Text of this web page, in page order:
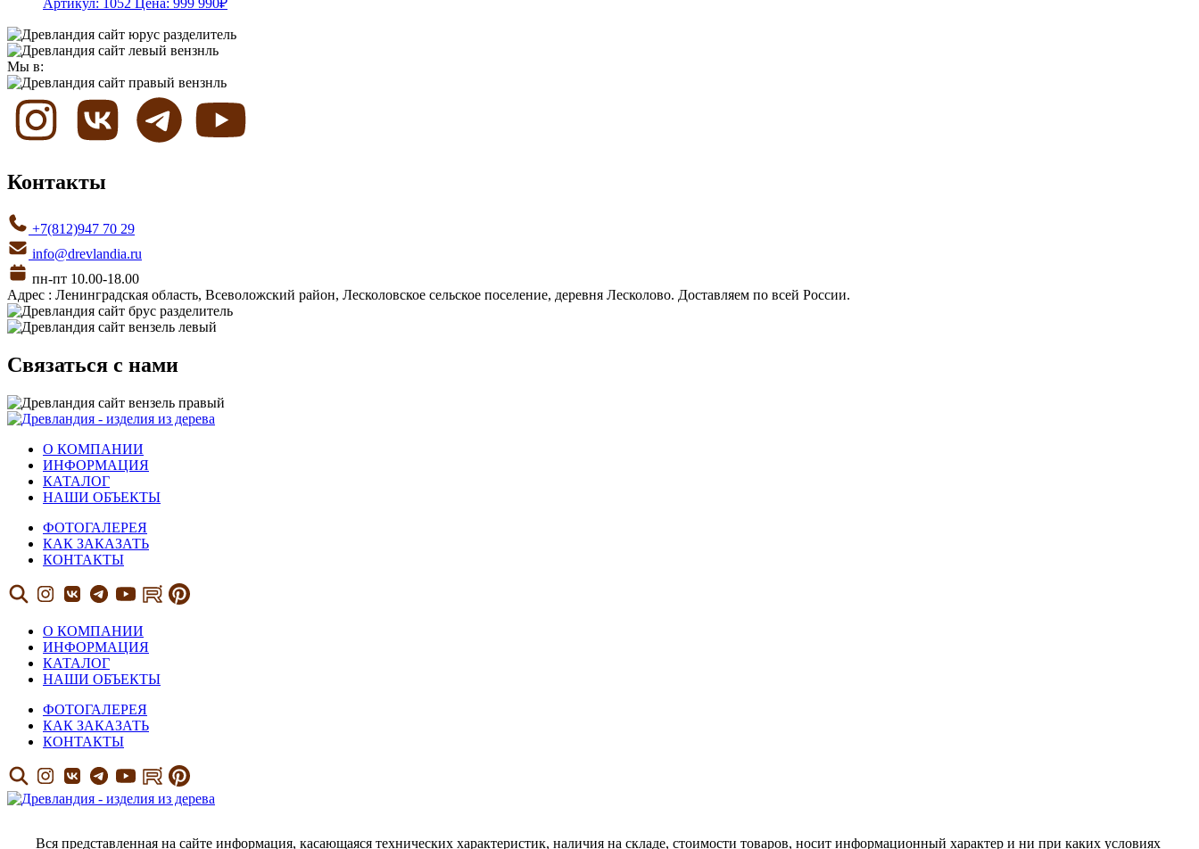
Артикул: 1052 Цена: 999 990₽
Мы в:
Контакты
+7(812)947 70 29
info@drevlandia.ru
пн-пт 10.00-18.00
Адрес : Ленинградская область, Всеволожский район, Лесколовское сельское поселение, деревня Лесколово. Доставляем по всей России.
Связаться с нами
О КОМПАНИИ
ИНФОРМАЦИЯ
КАТАЛОГ
НАШИ ОБЪЕКТЫ
ФОТОГАЛЕРЕЯ
КАК ЗАКАЗАТЬ
КОНТАКТЫ
О КОМПАНИИ
ИНФОРМАЦИЯ
КАТАЛОГ
НАШИ ОБЪЕКТЫ
ФОТОГАЛЕРЕЯ
КАК ЗАКАЗАТЬ
КОНТАКТЫ
Вся представленная на сайте информация, касающаяся технических характеристик, наличия на складе, стоимости товаров, носит информационный характер и ни при каких условиях